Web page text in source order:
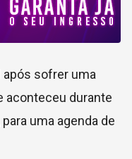
sofrer uma
aconteceu durante
uma agenda de